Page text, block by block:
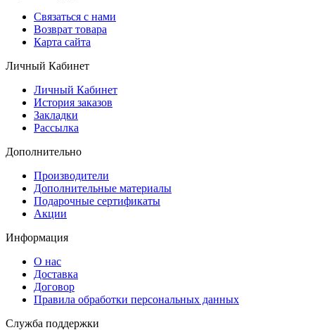
Связаться с нами
Возврат товара
Карта сайта
Личный Кабинет
Личный Кабинет
История заказов
Закладки
Рассылка
Дополнительно
Производители
Дополнительные материалы
Подарочные сертификаты
Акции
Информация
О нас
Доставка
Договор
Правила обработки персональных данных
Служба поддержки